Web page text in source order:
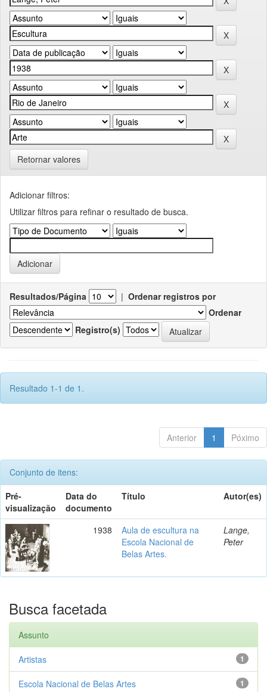
Retornar valores
Adicionar filtros:
Utilizar filtros para refinar o resultado de busca.
Resultados/Página | Ordenar registros por
Ordenar
Registro(s)
Resultado 1-1 de 1.
Anterior 1 Póximo
Conjunto de itens:
Pré-
visualização
Data do
documento
Título Autor(es)
1938
Aula de escultura na
Escola Nacional de
Belas Artes.
Lange,
Peter
Busca facetada
Assunto
1
Artistas
1
Escola Nacional de Belas Artes